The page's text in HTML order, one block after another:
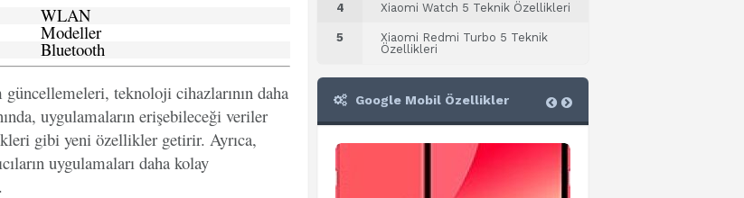
WLAN
Modeller
Bluetooth
güncellemeleri, teknoloji cihazlarının daha
uygulamaların erişebileceği veriler
gibi yeni özellikler getirir. Ayrıca,
uygulamaları daha kolay
4 Xiaomi Watch 5 Teknik Özellikleri
5
Xiaomi Redmi Turbo 5 Teknik
Özellikleri
Google Mobil Özellikler